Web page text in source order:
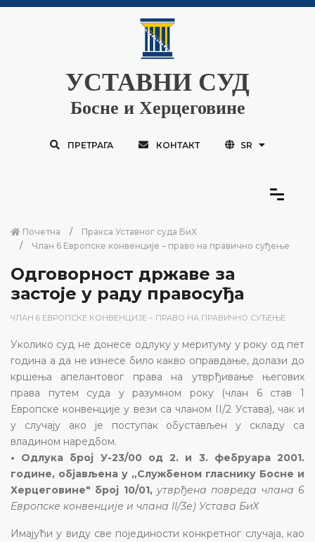
УСТАВНИ СУД
Босне и Херцеговине
ПРЕТРАГА КОНТАКТ SR
Почетна
Пракса Уставног суда БиХ
Члан 6 Европске конвенције – право на правично суђење
Одговорност државе за
застоје у раду правосуђа
ЧЛАН 6 ЕВРОПСКЕ КОНВЕНЦИЈЕ – ПРАВО НА ПРАВИЧНО СУЂЕЊЕ
Уколико суд не донесе одлуку у меритуму у року од пет
година а да не изнесе било какво оправдање, долази до
кршења апелантовог права на утврђивање његових
права путем суда у разумном року (члан 6 став 1
Европске конвенције у вези са чланом II/2 Устава), чак и
у случају ако је поступак обустављен у складу са
владином наредбом.
• Одлука број У-23/00 од 2. и 3. фебруара 2001.
године, објављена у „Службеном гласнику Босне и
Херцеговине" број 10/01, утврђена повреда члана 6
Европске конвенције и члана II/3е) Устава БиХ
Имајући у виду све појединости конкретног случаја, као